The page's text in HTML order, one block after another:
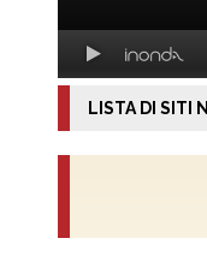
LISTA DI SITI